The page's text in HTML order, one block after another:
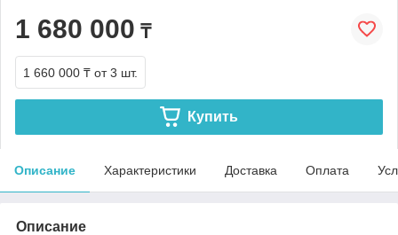
1 680 000 ₸
1 660 000 ₸ от 3 шт.
Купить
Описание Характеристики Доставка Оплата
Описание